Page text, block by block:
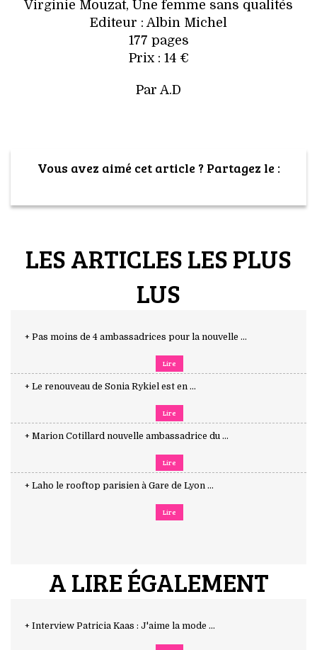
Virginie Mouzat, Une femme sans qualités
Editeur : Albin Michel
177 pages
Prix : 14 €
Par A.D
Vous avez aimé cet article ? Partagez le :
LES ARTICLES LES PLUS
LUS
+ Pas moins de 4 ambassadrices pour la nouvelle ...
Lire
+ Le renouveau de Sonia Rykiel est en ...
Lire
+ Marion Cotillard nouvelle ambassadrice du ...
Lire
+ Laho le rooftop parisien à Gare de Lyon ...
Lire
A LIRE ÉGALEMENT
+ Interview Patricia Kaas : J'aime la mode ...